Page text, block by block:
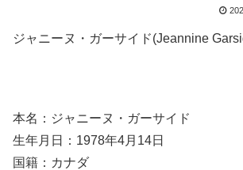
ジャニーヌ・ガーサイド(Jeannine
本名：ジャニーヌ・ガーサイド
生年月日：1978年4月14日
国籍：カナダ